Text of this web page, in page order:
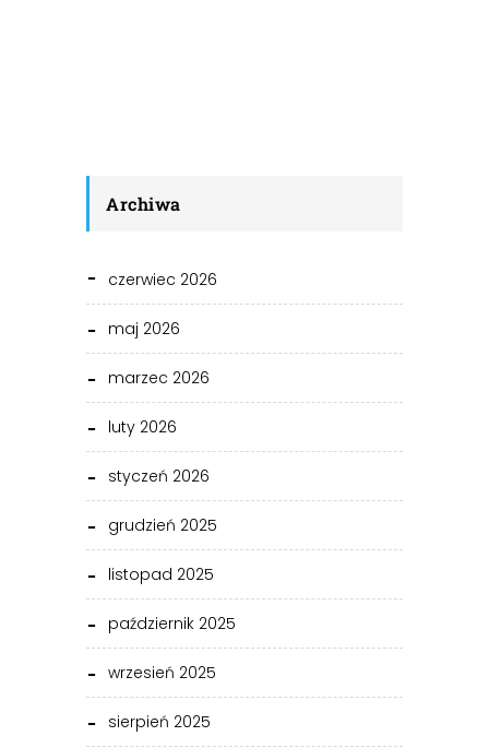
Archiwa
czerwiec 2026
maj 2026
marzec 2026
luty 2026
styczeń 2026
grudzień 2025
listopad 2025
październik 2025
wrzesień 2025
sierpień 2025